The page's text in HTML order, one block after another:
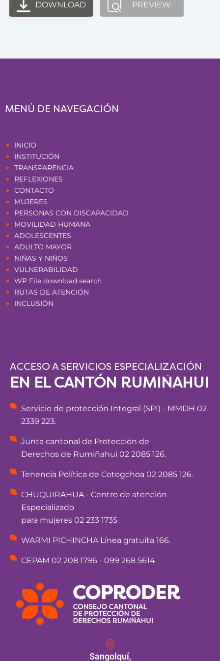
DOWNLOAD PREVIEW
MENÚ DE NAVEGACIÓN
INICIO
INSTITUCIÓN
TRANSPARENCIA
REFLEXIONES
CONTACTO
MUJERES
PERSONAS CON DISCAPACIDAD
MOVILIDAD HUMANA
ADOLESCENTES
ADULTO MAYOR
NIÑAS Y NIÑOS
VULNERABILIDAD
WP File download search
RUTAS DE ATENCIÓN
INCLUSIÓN
ACCESO A SERVICIOS ESPECIALIZACIÓN
EN EL CANTÓN RUMIÑAHUI
Servicio de protección Integral (SPI) - MMDH 02
2339 223.
Junta cantonal de Protección de
Derechos de Rumiñahui 02 2085 126.
Tenencia Política de Cotogchoa 02 2085 126.
CHUQUIRAHUA - Centro de atención
Especializado
para mujeres 02 233 1735
WARMI PICHINCHA Línea gratuita 166.
CEPAM 02 208 1796 - 099 268 5614
Sangolquí,